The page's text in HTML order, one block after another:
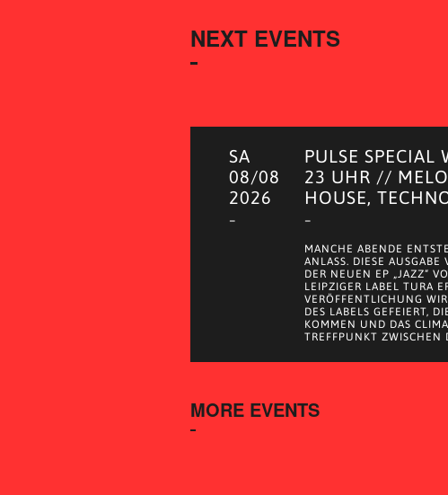
NEXT EVENTS
SA
08/08
2026
–
PULSE SPECIAL
23 UHR //
HOUSE,
–
MANCHE ABENDE
ANLASS. DIESE
DER NEUEN EP „JAZZ“
LEIPZIGER LABEL TURA
VERÖFFENTLICHUNG
DES LABELS GEFEIERT,
KOMMEN UND DAS
TREFFPUNKT ZWISCHEN
MORE EVENTS